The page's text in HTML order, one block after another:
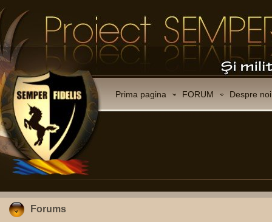
Prima pagina FORUM Despre noi
Forums